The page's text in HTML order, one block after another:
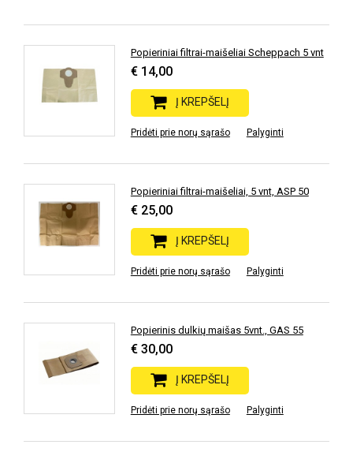
Popieriniai filtrai-maišeliai Scheppach 5 vnt
€ 14,00
Į KREPŠELĮ
Pridėti prie norų sąrašo Palyginti
Popieriniai filtrai-maišeliai, 5 vnt, ASP 50
€ 25,00
Į KREPŠELĮ
Pridėti prie norų sąrašo Palyginti
Popierinis dulkių maišas 5vnt., GAS 55
€ 30,00
Į KREPŠELĮ
Pridėti prie norų sąrašo Palyginti